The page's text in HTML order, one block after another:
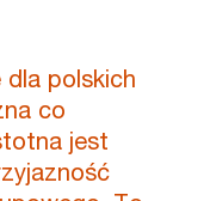
polskich
co
jest